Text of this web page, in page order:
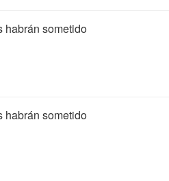
habrán sometido
habrán sometido